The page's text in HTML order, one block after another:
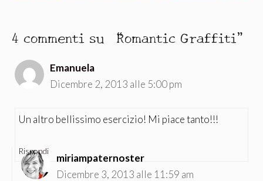
4 commenti su “Romantic Graffiti”
Emanuela
Dicembre 2, 2013 alle 5:00 pm
Un altro bellissimo esercizio! Mi piace tanto!!!
Rispondi
miriampaternoster
Dicembre 3, 2013 alle 11:59 am